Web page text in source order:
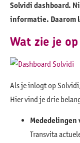
Solvidi dashboard.
informatie. Daarom
Wat zie je
Als je inlogt op
Hier vind je drie
Mededelingen
Transvita